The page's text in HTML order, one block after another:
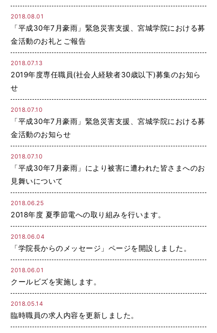
2018.08.01
「平成30年7月豪雨」緊急災害支援、宮城学院における募
金活動のお礼とご報告
2018.07.13
2019年度専任職員(社会人経験者30歳以下)募集のお知ら
せ
2018.07.10
「平成30年7月豪雨」緊急災害支援、宮城学院における募
金活動のお知らせ
2018.07.10
「平成30年7月豪雨」により被害に遭われた皆さまへのお
見舞いについて
2018.06.25
2018年度 夏季節電への取り組みを行います。
2018.06.04
「学院長からのメッセージ」ページを開設しました。
2018.06.01
クールビズを実施します。
2018.05.14
臨時職員の求人内容を更新しました。